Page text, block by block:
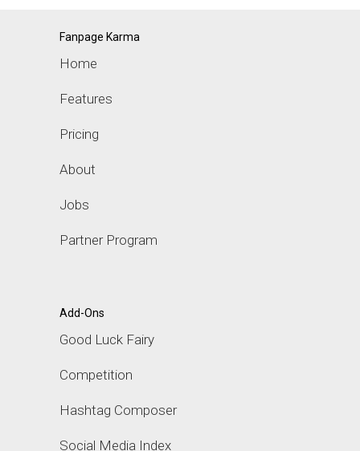
Fanpage Karma
Home
Features
Pricing
About
Jobs
Partner Program
Add-Ons
Good Luck Fairy
Competition
Hashtag Composer
Social Media Index